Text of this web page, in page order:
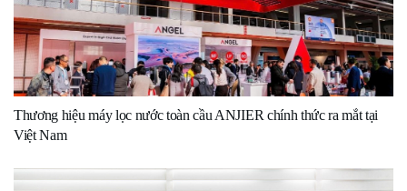
Thương hiệu máy lọc nước toàn cầu ANJIER chính thức ra mắt tại
Việt Nam